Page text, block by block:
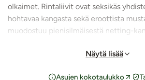
olkaimet. Rintaliivit ovat seksikäs
hohtavaa kangasta sekä eroottista
muodostuu pienisilmäisestä netting-
rintaliiveissä on takana kaksirivinen
Näytä lisää
Asujen kokotaulukko